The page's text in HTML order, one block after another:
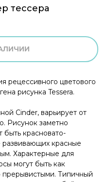
тессера
рецессивного цветового
рисунка Tessera.
Cinder, варьирует от
Рисунок заметно
красновато-
красные
Характерные для
могут быть как
прерывистыми. Типичный